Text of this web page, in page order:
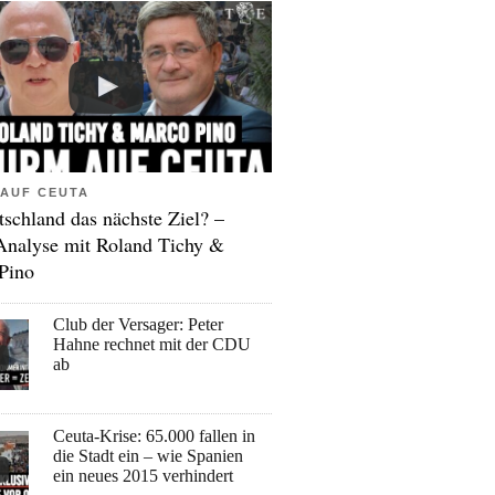
CEUTA
das nächste Ziel? –
mit Roland Tichy &
Club der Versager: Peter
Hahne rechnet mit der CDU
ab
Ceuta-Krise: 65.000 fallen in
die Stadt ein – wie Spanien
ein neues 2015 verhindert